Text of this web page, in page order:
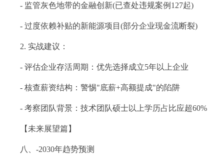
- 监管灰色地带的金融创新(已查处违规案例127起)
- 过度依赖补贴的新能源项目(部分企业现金流断裂)
2. 实战建议：
- 评估企业存活周期：优先选择成立5年以上企业
- 核查薪资结构：警惕"底薪+高额提成"的陷阱
- 考察团队背景：技术团队硕士以上学历占比应超60%
【未来展望篇】
八、-2030年趋势预测